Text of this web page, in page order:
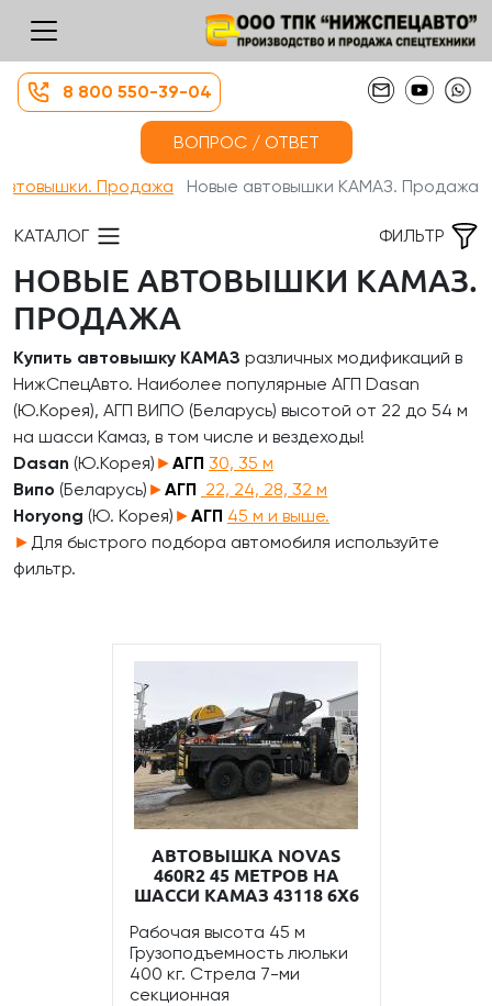
8 800 550-39-04
ВОПРОС / ОТВЕТ
Продажа Новые автовышки КАМАЗ. Продажа
КАТАЛОГ ФИЛЬТР
НОВЫЕ АВТОВЫШКИ КАМАЗ.
ПРОДАЖА
Купить автовышку КАМАЗ различных модификаций в
НижСпецАвто. Наиболее популярные АГП Dasan
(Ю.Корея), АГП ВИПО (Беларусь) высотой от 22 до 54 м
на шасси Камаз, в том числе и вездеходы!
Dasan (Ю.Корея) ►АГП 30, 35 м
Випо (Беларусь) ►АГП 22, 24, 28, 32 м
Horyong (Ю. Корея) ►АГП 45 м и выше.
►Для быстрого подбора автомобиля используйте
фильтр.
АВТОВЫШКА NOVAS
460R2 45 МЕТРОВ НА
ШАССИ КАМАЗ 43118 6Х6
Рабочая высота 45 м
Грузоподъемность люльки
400 кг. Стрела 7-ми
секционная